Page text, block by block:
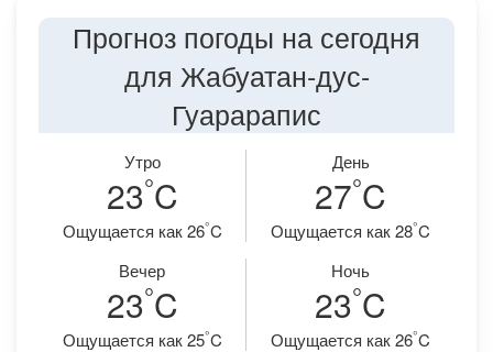
Прогноз погоды на сегодня
для Жабуатан-дус-
Гуарарапис
Утро
23°C
Ощущается как 26°C
День
27°C
Ощущается как 28°C
Вечер
23°C
Ощущается как 25°C
Ночь
23°C
Ощущается как 26°C